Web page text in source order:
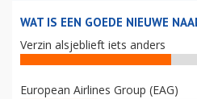
WAT IS EEN GOEDE NIEUWE
Verzin alsjeblieft iets anders
European Airlines Group (EAG)